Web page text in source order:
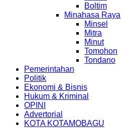
Boltim
Minahasa Raya
Minsel
Mitra
Minut
Tomohon
Tondano
Pemerintahan
Politik
Ekonomi & Bisnis
Hukum & Kriminal
OPINI
Advertorial
KOTA KOTAMOBAGU